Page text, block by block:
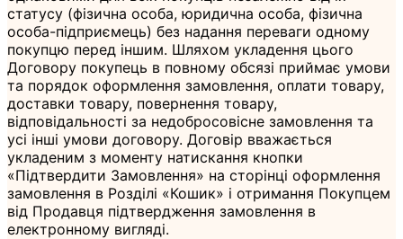
статусу (фізична особа, юридична особа, фізична
особа-підприємець) без надання переваги одному
покупцю перед іншим. Шляхом укладення цього
Договору покупець в повному обсязі приймає умови
та порядок оформлення замовлення, оплати товару,
доставки товару, повернення товару,
відповідальності за недобросовісне замовлення та
усі інші умови договору. Договір вважається
укладеним з моменту натискання кнопки
«Підтвердити Замовлення» на сторінці оформлення
замовлення в Розділі «Кошик» і отримання Покупцем
від Продавця підтвердження замовлення в
електронному вигляді.